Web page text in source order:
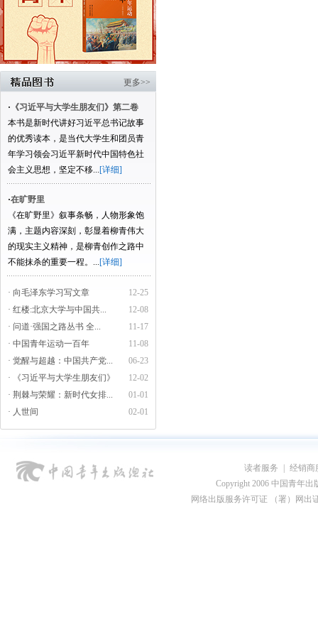
更多>>
· 《习近平与大学生朋友们》第二卷
本书是新时代讲好习近平总书记故事
的优秀读本，是当代大学生和团员青
年学习领会习近平新时代中国特色社
会主义思想，坚定不移...[详细]
·在旷野里
《在旷野里》叙事条畅，人物形象饱
满，主题内容深刻，彰显着柳青伟大
的现实主义精神，是柳青创作之路中
不能抹杀的重要一程。...[详细]
12-25
· 向毛泽东学习写文章
12-08
· 红楼:北京大学与中国共...
11-17
· 问道·强国之路丛书 全...
11-08
· 中国青年运动一百年
06-23
· 觉醒与超越：中国共产党...
12-02
· 《习近平与大学生朋友们》
01-01
· 荆棘与荣耀：新时代女排...
02-01
· 人世间
读者服务
经销商
Copyright 2006 中国青年出
网络出版服务许可证 （署）网出